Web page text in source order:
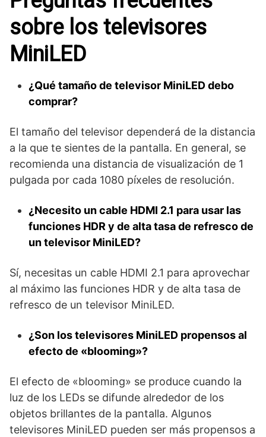
sobre los televisores
MiniLED
¿Qué tamaño de televisor MiniLED debo
comprar?
El tamaño del televisor dependerá de la distancia
a la que te sientes de la pantalla. En general, se
recomienda una distancia de visualización de 1
pulgada por cada 1080 píxeles de resolución.
¿Necesito un cable HDMI 2.1 para usar las
funciones HDR y de alta tasa de refresco de
un televisor MiniLED?
Sí, necesitas un cable HDMI 2.1 para aprovechar
al máximo las funciones HDR y de alta tasa de
refresco de un televisor MiniLED.
¿Son los televisores MiniLED propensos al
efecto de «blooming»?
El efecto de «blooming» se produce cuando la
luz de los LEDs se difunde alrededor de los
objetos brillantes de la pantalla. Algunos
televisores MiniLED pueden ser más propensos a